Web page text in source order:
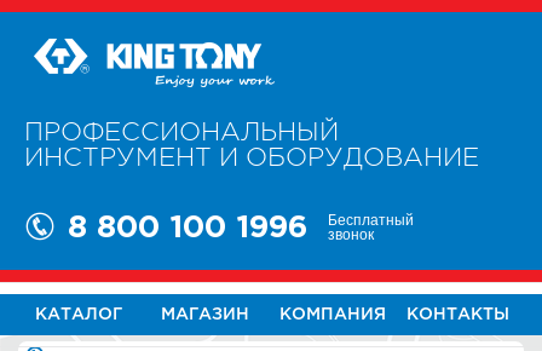
ПРОФЕССИОНАЛЬНЫЙ
ИНСТРУМЕНТ И ОБОРУДОВАНИЕ
8 800 100 1996 Бесплатный
звонок
КАТАЛОГ МАГАЗИН КОМПАНИЯ КОНТАКТЫ